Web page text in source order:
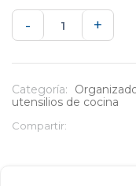
-
Protector
pequeño
+
Categoría:
utensilios de cocina
Compartir: